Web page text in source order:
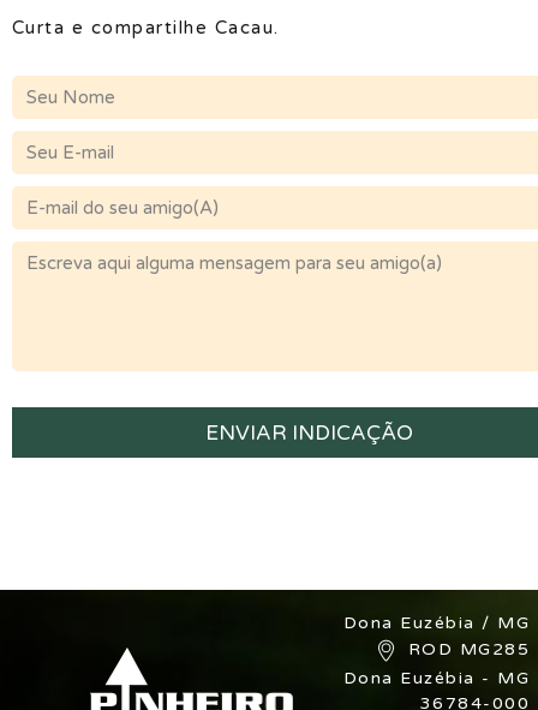
Curta e compartilhe Cacau.
Dona Euzébia / MG
ROD MG285
Dona Euzébia - MG
36784-000